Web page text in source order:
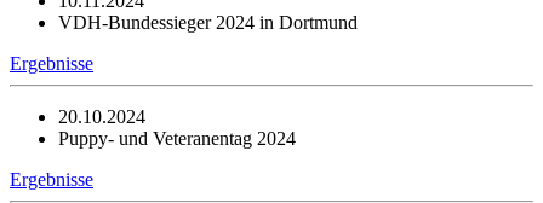
VDH-Bundessieger 2024 in Dortmund
Ergebnisse
20.10.2024
Puppy- und Veteranentag 2024
Ergebnisse